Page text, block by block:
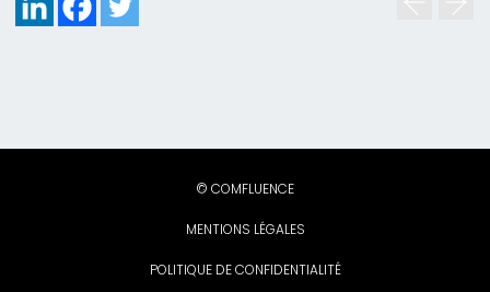
© COMFLUENCE
MENTIONS LÉGALES
POLITIQUE DE CONFIDENTIALITÉ